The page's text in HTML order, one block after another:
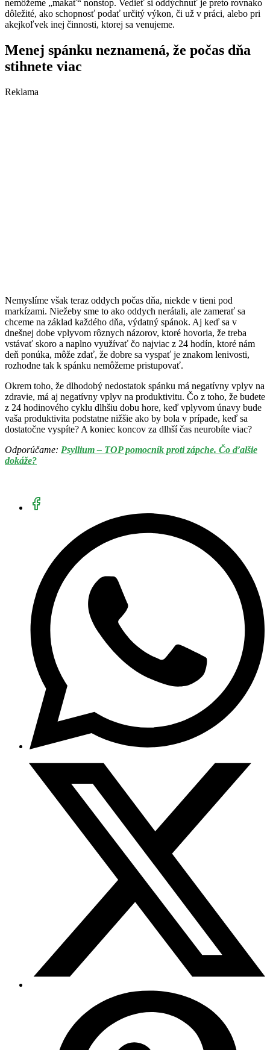
nemôžeme „makať“ nonstop. Vedieť si oddýchnuť je preto rovnako
dôležité, ako schopnosť podať určitý výkon, či už v práci, alebo pri
akejkoľvek inej činnosti, ktorej sa venujeme.
Menej spánku neznamená, že počas dňa
stihnete viac
Reklama
Nemyslíme však teraz oddych počas dňa, niekde v tieni pod
markízami. Niežeby sme to ako oddych nerátali, ale zamerať sa
chceme na základ každého dňa, výdatný spánok. Aj keď sa v
dnešnej dobe vplyvom rôznych názorov, ktoré hovoria, že treba
vstávať skoro a naplno využívať čo najviac z 24 hodín, ktoré nám
deň ponúka, môže zdať, že dobre sa vyspať je znakom lenivosti,
rozhodne tak k spánku nemôžeme pristupovať.
Okrem toho, že dlhodobý nedostatok spánku má negatívny vplyv na
zdravie, má aj negatívny vplyv na produktivitu. Čo z toho, že budete
z 24 hodinového cyklu dlhšiu dobu hore, keď vplyvom únavy bude
vaša produktivita podstatne nižšie ako by bola v prípade, keď sa
dostatočne vyspíte? A koniec koncov za dlhší čas neurobíte viac?
Odporúčame: Psyllium – TOP pomocník proti zápche. Čo ďalšie
dokáže?